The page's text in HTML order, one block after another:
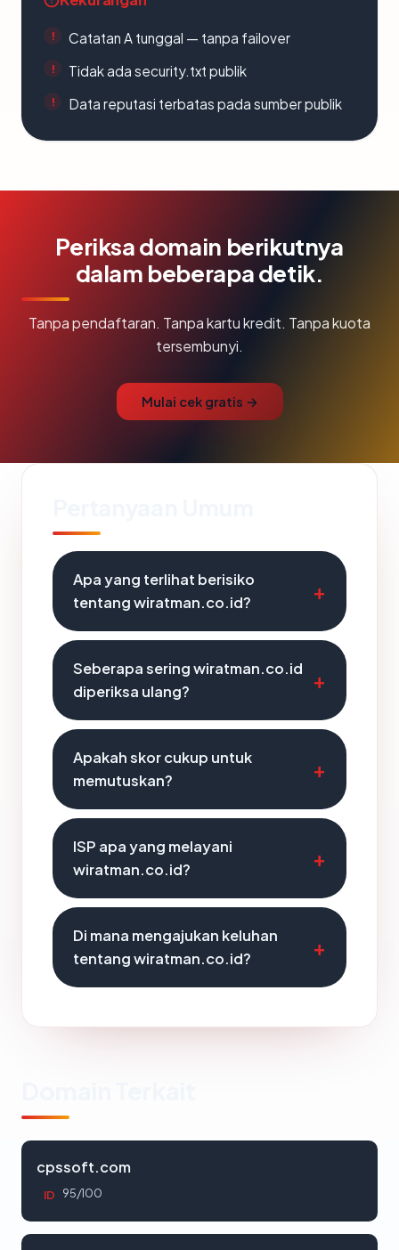
Catatan A tunggal — tanpa failover
Tidak ada security.txt publik
Data reputasi terbatas pada sumber publik
Periksa domain berikutnya
dalam beberapa detik.
Tanpa pendaftaran. Tanpa kartu kredit. Tanpa kuota
tersembunyi.
Mulai cek gratis →
Apa yang terlihat berisiko
tentang wiratman.co.id?
Seberapa sering wiratman.co.id
diperiksa ulang?
Apakah skor cukup untuk
memutuskan?
ISP apa yang melayani
wiratman.co.id?
Di mana mengajukan keluhan
tentang wiratman.co.id?
cpssoft.com
ID 95/100